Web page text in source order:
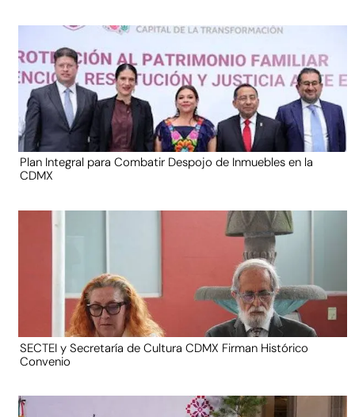
Plan Integral para Combatir Despojo de Inmuebles en la
CDMX
SECTEI y Secretaría de Cultura CDMX Firman Histórico
Convenio